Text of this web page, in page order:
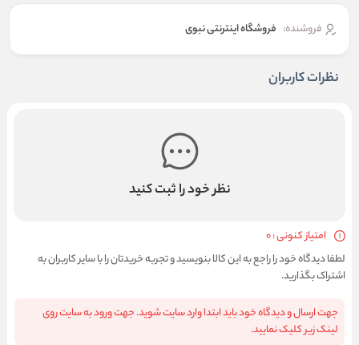
فروشنده: فروشگاه اینترنتی نبوی
نظرات کاربران
نظر خود را ثبت کنید
امتیاز کنونی : 0
لطفا دیدگاه خود را راجع به این کالا بنویسید و تجربه خریدتان را با سایر کاربران به
اشتراک بگذارید.
جهت ارسال و دیدگاه خود باید ابتدا وارد سایت شوید. جهت ورود به سایت روی
لینک زیر کلیک نمایید.